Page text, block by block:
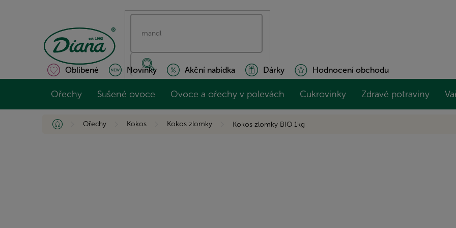
Oblíbené Novinky Akční nabídka Dárky Hodnocení obchodu
Ořechy Sušené ovoce Ovoce a ořechy v polevách Cukrovinky Zdravé potraviny
Domů Ořechy Kokos Kokos zlomky Kokos zlomky BIO 1kg